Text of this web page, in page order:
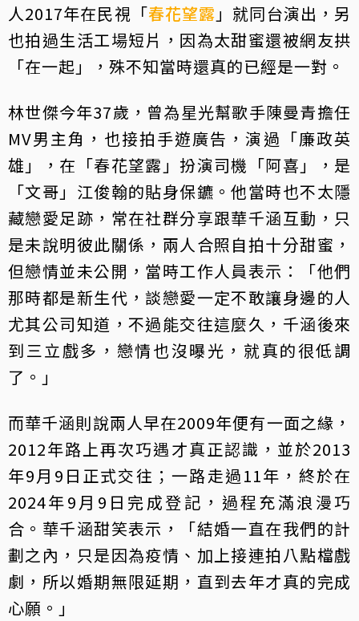
人2017年在民視「春花望露 」就同台演出，另
也拍過生活工場短片，因為太甜蜜還被網友拱
「在一起」，殊不知當時還真的已經是一對。
林世傑今年37歲，曾為星光幫歌手陳曼青擔任
MV男主角，也接拍手遊廣告，演過「廉政英
雄」，在「春花望露」扮演司機「阿喜」，是
「文哥」江俊翰的貼身保鑣。他當時也不太隱
藏戀愛足跡，常在社群分享跟華千涵互動，只
是未說明彼此關係，兩人合照自拍十分甜蜜，
但戀情並未公開，當時工作人員表示：「他們
那時都是新生代，談戀愛一定不敢讓身邊的人
尤其公司知道，不過能交往這麼久，千涵後來
到三立戲多，戀情也沒曝光，就真的很低調
了。」
而華千涵則說兩人早在2009年便有一面之緣，
2012年路上再次巧遇才真正認識，並於2013
年9月9日正式交往；一路走過11年，終於在
2024年9月9日完成登記，過程充滿浪漫巧
合。華千涵甜笑表示，「結婚一直在我們的計
劃之內，只是因為疫情、加上接連拍八點檔戲
劇，所以婚期無限延期，直到去年才真的完成
心願。」